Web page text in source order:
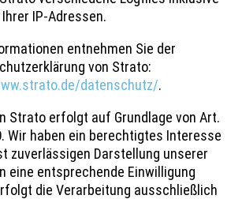
Ihrer IP-Adressen.
entnehmen Sie der
von Strato:
datenschutz/.
Strato erfolgt auf Grundlage von Art.
Wir haben ein berechtigtes Interesse
zuverlässigen Darstellung unserer
eine entsprechende Einwilligung
die Verarbeitung ausschließlich